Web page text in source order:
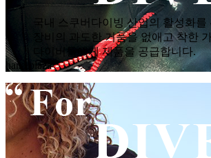
국내 스쿠버다이빙 산업의 활성화를
장비의 과도한 거품을 없애고 착한
다이버들에게 제품을 공급합니다.
hana plaza